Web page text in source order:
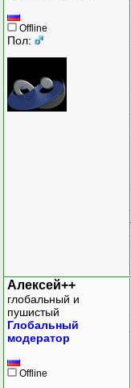
Offline
Пол:
Алексей++
глобальный и
пушистый
Глобальный
модератор
Offline